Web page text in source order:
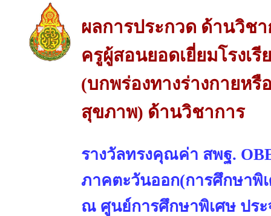
ผลการประกวด ด้านวิชา
ครูผู้สอนยอดเยี่ยมโรงเ
(บกพร่องทางร่างกายหรื
สุขภาพ) ด้านวิชาการ
รางวัลทรงคุณค่า สพฐ.
ภาคตะวันออก(การศึกษาพิ
ณ ศูนย์การศึกษาพิเศษ ประ